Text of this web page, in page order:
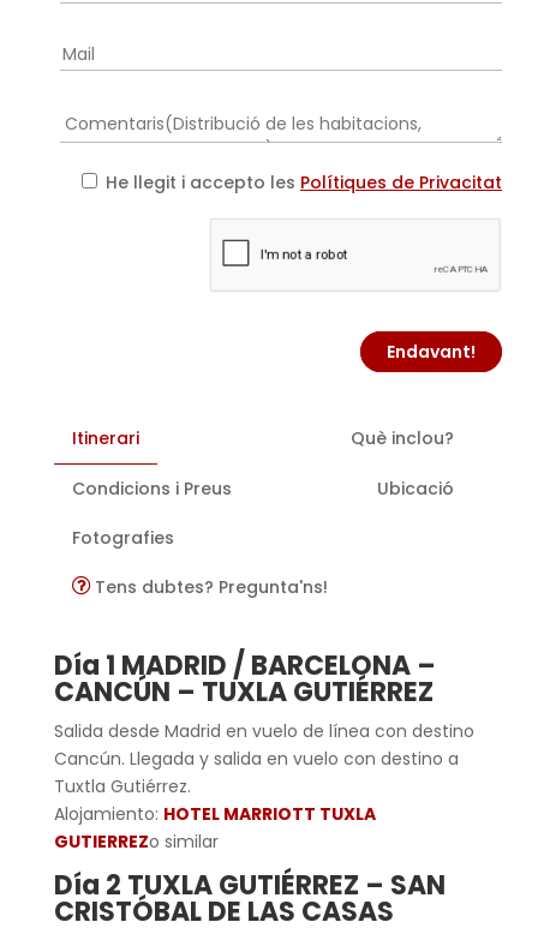
He llegit i accepto les Polítiques de Privacitat
Endavant!
Itinerari Què inclou?
Condicions i Preus Ubicació
Fotografies
Tens dubtes? Pregunta'ns!
Día 1 MADRID / BARCELONA –
CANCÚN – TUXLA GUTIÉRREZ
Salida desde Madrid en vuelo de línea con destino
Cancún. Llegada y salida en vuelo con destino a
Tuxtla Gutiérrez.
Alojamiento: HOTEL MARRIOTT TUXLA
GUTIERREZo similar
Día 2 TUXLA GUTIÉRREZ – SAN
CRISTÓBAL DE LAS CASAS